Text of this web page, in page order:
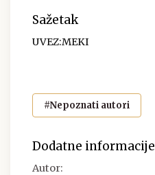
Sažetak
UVEZ:MEKI
#Nepoznati autori
Dodatne informacije
Autor: